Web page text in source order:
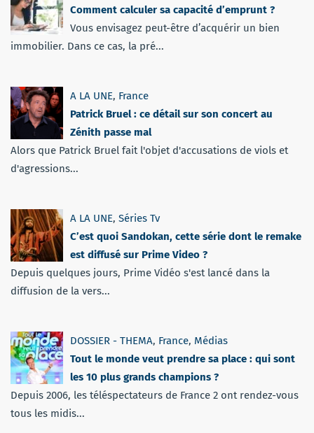
Comment calculer sa capacité d’emprunt ?
Vous envisagez peut-être d’acquérir un bien
immobilier. Dans ce cas, la pré...
A LA UNE, France
Patrick Bruel : ce détail sur son concert au
Zénith passe mal
Alors que Patrick Bruel fait l'objet d'accusations de viols et
d'agressions...
A LA UNE, Séries Tv
C’est quoi Sandokan, cette série dont le remake
est diffusé sur Prime Video ?
Depuis quelques jours, Prime Vidéo s'est lancé dans la
diffusion de la vers...
DOSSIER - THEMA, France, Médias
Tout le monde veut prendre sa place : qui sont
les 10 plus grands champions ?
Depuis 2006, les téléspectateurs de France 2 ont rendez-vous
tous les midis...